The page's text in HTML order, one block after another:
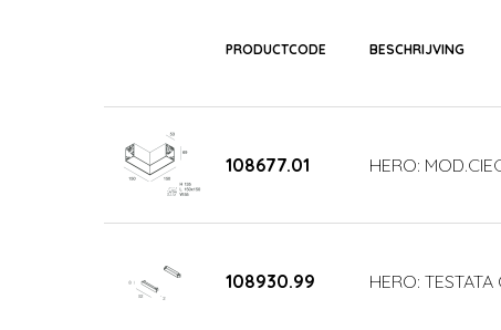
PRODUCTCODE BESCHRIJVING
108677.01 HERO:
108930.99 HERO: